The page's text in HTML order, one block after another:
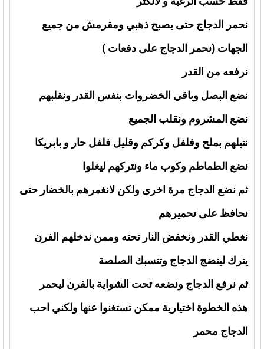
نحمر الدجاج حتى يصبح ذهبي ومقرمش من جميع
الجهات (نحمر الدجاج على دفعات )
نرفعه من القدر
نضع البصل وباقي الخضروات بنفس القدر ونقلبهم
نضع المشروم ونقلب الجميع
نتبلهم بملح وفلفل وكركم وقليل فلفل حار و بابريكا
نضع الطماطم وكوب ماء ونتركهم ليغلوا
ثم نضع الدجاج مرة اخرى ولكن لانغمرهم بالخضار حتى
نحافظ على تحميرهم
نغطي القدر ونخفض النار تحته وممن ندخلهم الفرن
يترك لينضج الدجاج وتتسبك الصلصة
ثم نرفع الدجاج ونضعه تحت الشواية بالفرن ليحمر
هذه الخطوة اختيارية ممكن تستغنوا عنها ولكني احب
الدجاج محمر